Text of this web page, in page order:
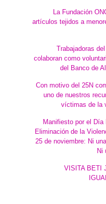
La Fundación
artículos tejidos a
Trabajadoras
colaboran como
del Banco de
Con motivo del 25N
uno de nuestros
víctimas de la
Manifiesto por el
Eliminación de la
25 de noviembre: Ni
Ni
VISITA BETI